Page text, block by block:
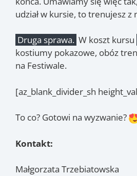
udział w kursie, to trenujesz z
Druga sprawa. W koszt kursu
kostiumy pokazowe, obóz
na Festiwale.
[az_blank_divider_sh
To co? Gotowi na wyzwanie?
Kontakt:
Małgorzata Trzebiatowska